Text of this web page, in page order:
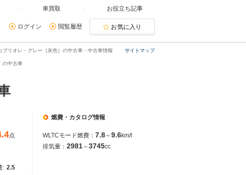
車買取 お役立ち記事
ログイン 閲覧履歴 お気に入り
サイトマップ
ブリオレ・グレー［灰色］の中古車・中古車情報
の中古車
点
: 2.5
燃費・カタログ情報
WLTCモード燃費： 7.8～9.6km/l
排気量： 2981～3745cc